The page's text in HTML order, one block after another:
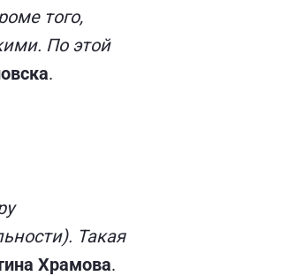
того,
По этой
.
Такая
Храмова.